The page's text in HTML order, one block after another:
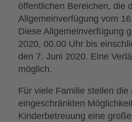
öffentlichen Bereichen, die
Allgemeinverfügung vom
Diese Allgemeinverfügung
2020, 00.00 Uhr bis
den 7. Juni 2020. Eine
möglich.
Für viele Familie stellen die
eingeschränkten
Kinderbetreuung eine